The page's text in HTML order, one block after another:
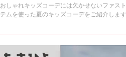
おしゃれキッズコーデには欠かせないファス
テムを使った夏のキッズコーデをご紹介しま